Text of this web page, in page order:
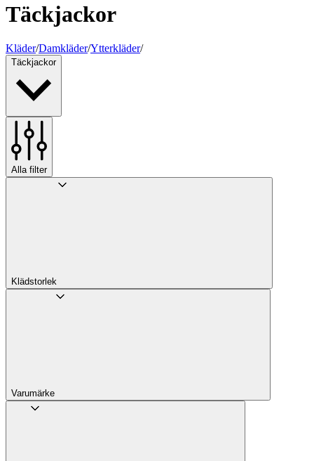
Täckjackor
Kläder/Damkläder/Ytterkläder/
Täckjackor
Alla filter
Klädstorlek
Varumärke